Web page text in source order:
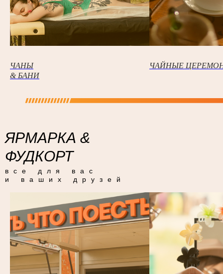
ЧАНЫ
& БАНИ
ЧАЙНЫЕ
ЯРМАРКА &
ФУДКОРТ
все для вас
и ваших друзей